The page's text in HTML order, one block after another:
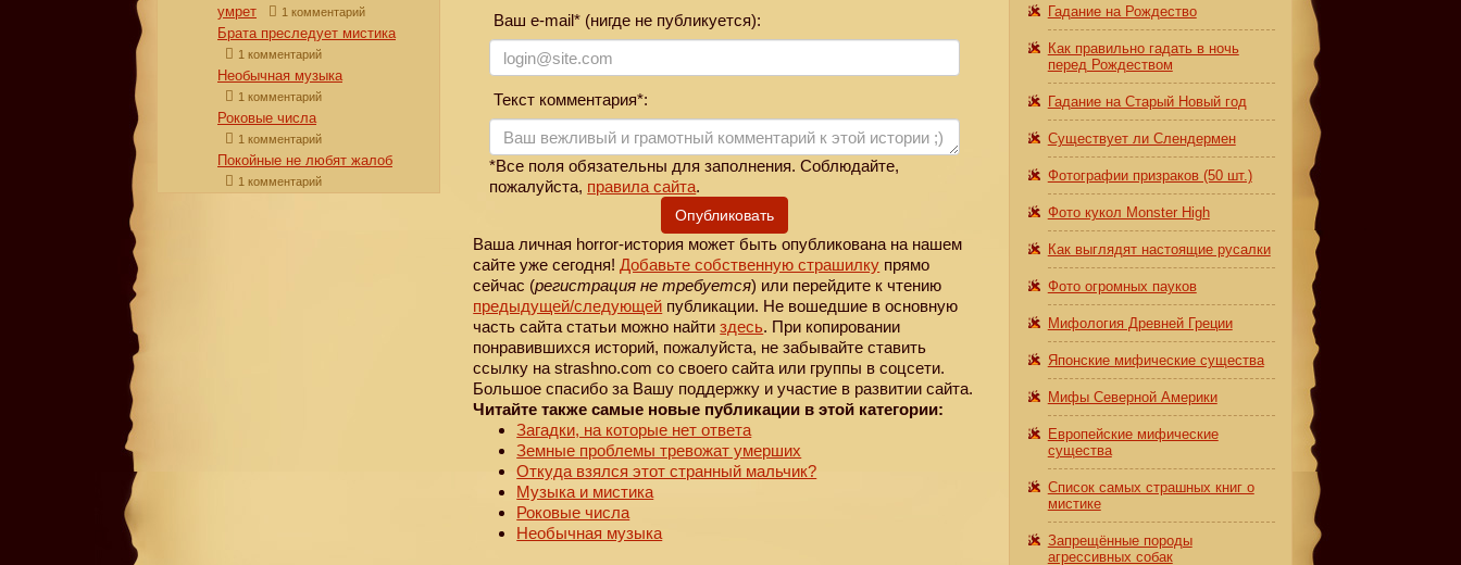
Ваш e-mail* (нигде не публикуется):
Текст комментария*:
*Все поля обязательны для заполнения. Соблюдайте,
пожалуйста, правила сайта.
Опубликовать
Ваша личная horror-история может быть опубликована на нашем
сайте уже сегодня!Добавьте собственную страшилку прямо
сейчас (регистрация не требуется) или перейдите к чтению
предыдущей/следующей публикации. Не вошедшие в основную
часть сайта статьи можно найтиздесь. При копировании
понравившихся историй, пожалуйста, не забывайте ставить
ссылку на strashno.com со своего сайта или группы в соцсети.
Большое спасибо за Вашу поддержку и участие в развитии сайта.
Читайте также самые новые публикации в этой категории:
Загадки, на которые нет ответа
Земные проблемы тревожат умерших
Откуда взялся этот странный мальчик?
Музыка и мистика
Роковые числа
Необычная музыка
умрет
1 комментарий
Брата преследует мистика
1 комментарий
Необычная музыка
1 комментарий
Роковые числа
1 комментарий
Покойные не любят жалоб
1 комментарий
Гадание на Рождество
Как правильно гадать в ночь
перед Рождеством
Гадание на Старый Новый год
Существует ли Слендермен
Фотографии призраков (50 шт.)
Фото кукол Monster High
Как выглядят настоящие русалки
Фото огромных пауков
Мифология Древней Греции
Японские мифические существа
Мифы Северной Америки
Европейские мифические
существа
Список самых страшных книг о
мистике
Запрещённые породы
агрессивных собак